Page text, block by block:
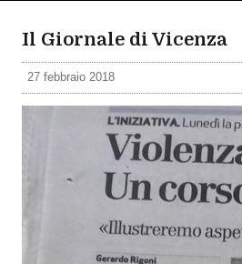
Il Giornale di Vicenza
27 febbraio 2018